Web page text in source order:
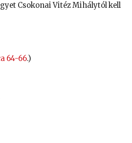
Csokonai Vitéz Mihálytól kell
64-66.)